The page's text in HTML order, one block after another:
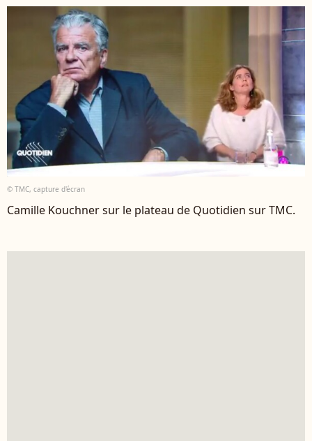
© TMC, capture d'écran
Camille Kouchner sur le plateau de Quotidien sur TMC.